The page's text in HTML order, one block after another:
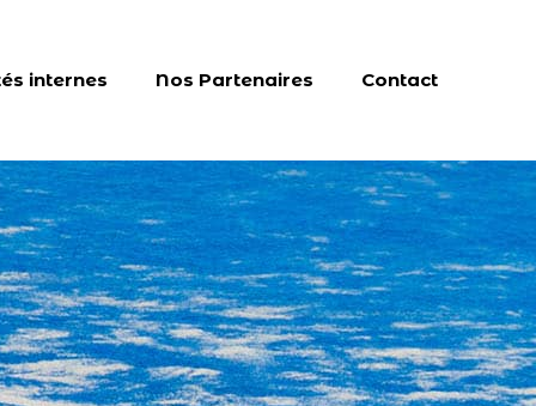
internes Nos Partenaires Contact